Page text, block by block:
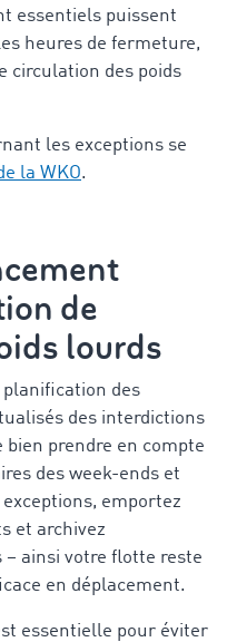
essentiels puissent
heures de fermeture,
circulation des poids
les exceptions se
la WKO.
de
lourds
des
des interdictions
bien prendre en compte
des week-ends et
emportez
et archivez
ainsi votre flotte reste
en déplacement.
essentielle pour éviter